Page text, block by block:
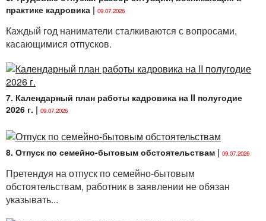
практике кадровика | 09.07.2026
Каждый год наниматели сталкиваются с вопросами,
касающимися отпусков.
7. Календарный план работы кадровика на II полугодие
2026 г. | 09.07.2026
8. Отпуск по семейно-бытовым обстоятельствам | 09.07.2026
Претендуя на отпуск по семейно-бытовым
обстоятельствам, работник в заявлении не обязан
указывать...